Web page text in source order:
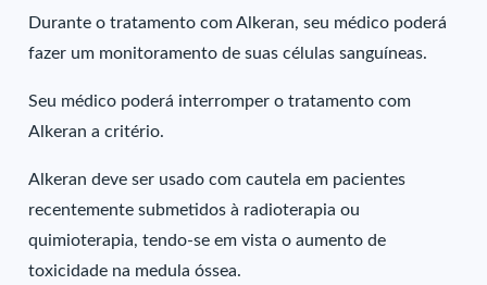
Durante o tratamento com Alkeran, seu médico poderá
fazer um monitoramento de suas células sanguíneas.
Seu médico poderá interromper o tratamento com
Alkeran a critério.
Alkeran deve ser usado com cautela em pacientes
recentemente submetidos à radioterapia ou
quimioterapia, tendo-se em vista o aumento de
toxicidade na medula óssea.